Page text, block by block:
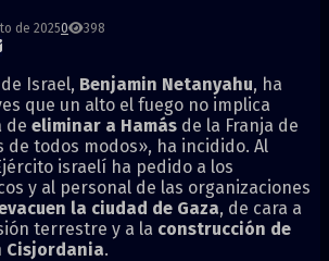
de 20250 398
Israel, Benjamin Netanyahu, ha
que un alto el fuego no implica
de eliminar a Hamás de la Franja de
de todos modos», ha incidido. Al
israelí ha pedido a los
y al personal de las organizaciones
la ciudad de Gaza, de cara a
terrestre y a la construcción de
Cisjordania.